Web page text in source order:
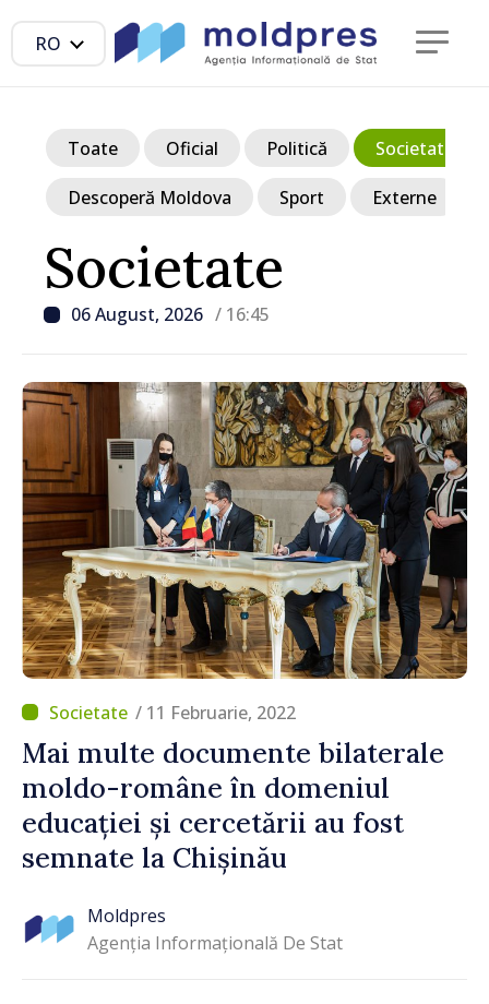
RO
Societate
06 August, 2026 / 16:45
Toate Oficial Politică Societate
Descoperă Moldova Sport Externe
/ 11 Februarie, 2022
Mai multe documente bilaterale
moldo-române în domeniul
educației și cercetării au fost
semnate la Chișinău
Moldpres
Agenția Informațională De Stat